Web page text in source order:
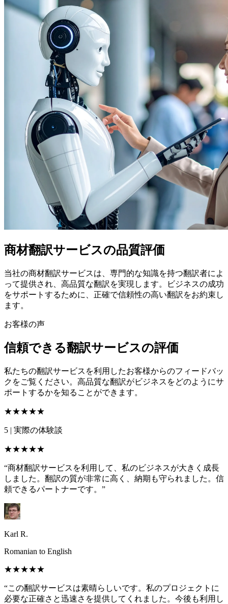
商材翻訳サービスの品質評価
当社の商材翻訳サービスは、専門的な知識を持つ翻訳者によ
って提供され、高品質な翻訳を実現します。ビジネスの成功
をサポートするために、正確で信頼性の高い翻訳をお約束し
ます。
お客様の声
信頼できる翻訳サービスの評価
私たちの翻訳サービスを利用したお客様からのフィードバッ
クをご覧ください。高品質な翻訳がビジネスをどのようにサ
ポートするかを知ることができます。
★★★★★
5 | 実際の体験談
★★★★★
“商材翻訳サービスを利用して、私のビジネスが大きく成長
しました。翻訳の質が非常に高く、納期も守られました。信
頼できるパートナーです。”
Karl R.
Romanian to English
★★★★★
“この翻訳サービスは素晴らしいです。私のプロジェクトに
必要な正確さと迅速さを提供してくれました。今後も利用し